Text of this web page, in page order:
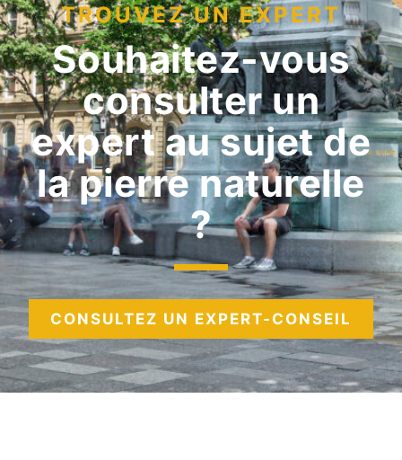
TROUVEZ UN EXPERT
Souhaitez-vous
consulter un
expert au sujet de
la pierre naturelle
?
CONSULTEZ UN EXPERT-CONSEIL